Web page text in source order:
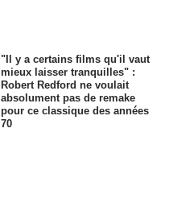
"Il y a certains films qu'il vaut
mieux laisser tranquilles" :
Robert Redford ne voulait
absolument pas de remake
pour ce classique des années
70